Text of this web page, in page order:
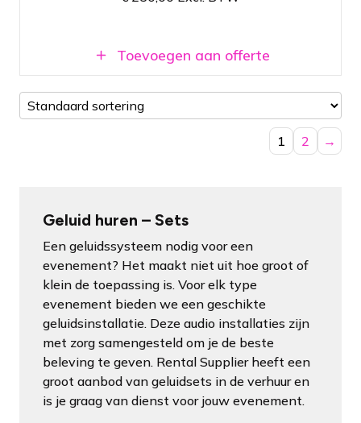
Toevoegen aan offerte
1 2 →
Geluid huren – Sets
Een geluidssysteem nodig voor een
evenement? Het maakt niet uit hoe groot of
klein de toepassing is. Voor elk type
evenement bieden we een geschikte
geluidsinstallatie. Deze audio installaties zijn
met zorg samengesteld om je de beste
beleving te geven. Rental Supplier heeft een
groot aanbod van geluidsets in de verhuur en
is je graag van dienst voor jouw evenement.